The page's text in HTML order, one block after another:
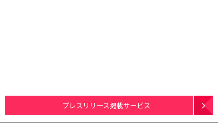
プレスリリース掲載サービス